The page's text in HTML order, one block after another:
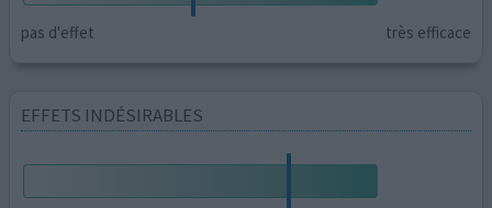
pas d'effet très efficace
EFFETS INDÉSIRABLES